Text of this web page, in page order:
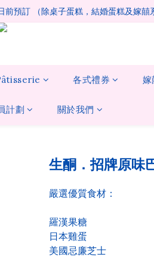
預訂 （除桌子蛋糕，結婚蛋糕及嫁囍
各式禮券 嫁
計劃 關於我們
生酮．招牌原味
嚴選優質食材：
羅漢果糖
日本雞蛋
美國忌廉芝士